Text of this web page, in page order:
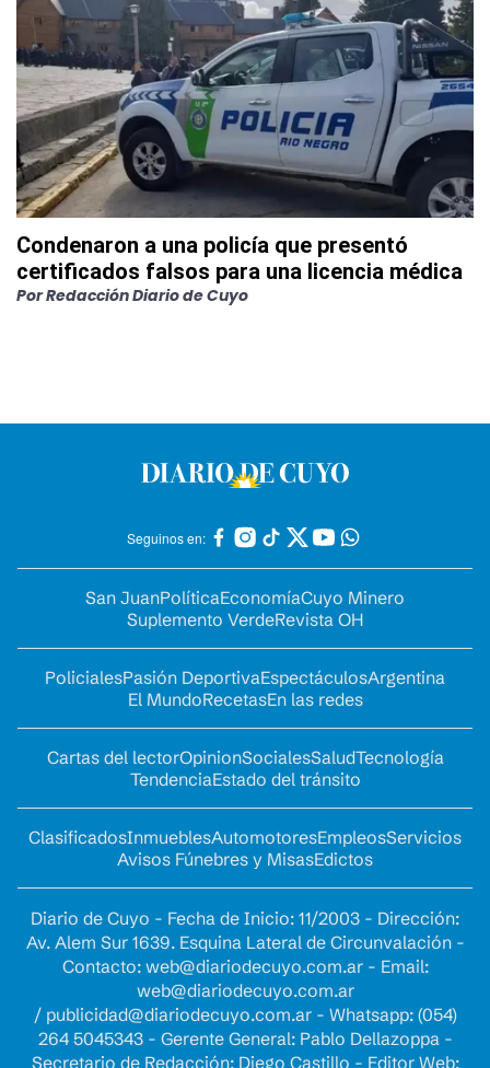
Condenaron a una policía que presentó
certificados falsos para una licencia médica
PorRedacción Diario de Cuyo
Seguinos en:
San JuanPolíticaEconomíaCuyo Minero
Suplemento VerdeRevista OH
PolicialesPasión DeportivaEspectáculosArgentina
El MundoRecetasEn las redes
Cartas del lectorOpinionSocialesSaludTecnología
TendenciaEstado del tránsito
ClasificadosInmueblesAutomotoresEmpleosServicios
Avisos Fúnebres y MisasEdictos
Diario de Cuyo - Fecha de Inicio: 11/2003 - Dirección:
Av. Alem Sur 1639. Esquina Lateral de Circunvalación -
Contacto: web@diariodecuyo.com.ar- Email:
web@diariodecuyo.com.ar
/ publicidad@diariodecuyo.com.ar- Whatsapp: (054)
264 5045343 - Gerente General: Pablo Dellazoppa -
Secretario de Redacción: Diego Castillo - Editor Web: